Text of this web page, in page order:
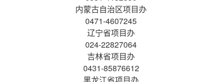
内蒙古自治区项目办
0471-4607245
辽宁省项目办
024-22827064
吉林省项目办
0431-85876612